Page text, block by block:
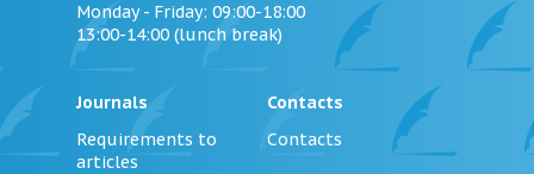
Monday - Friday: 09:00-18:00
13:00-14:00 (lunch break)
Journals
Requirements to
articles
Contacts
Contacts